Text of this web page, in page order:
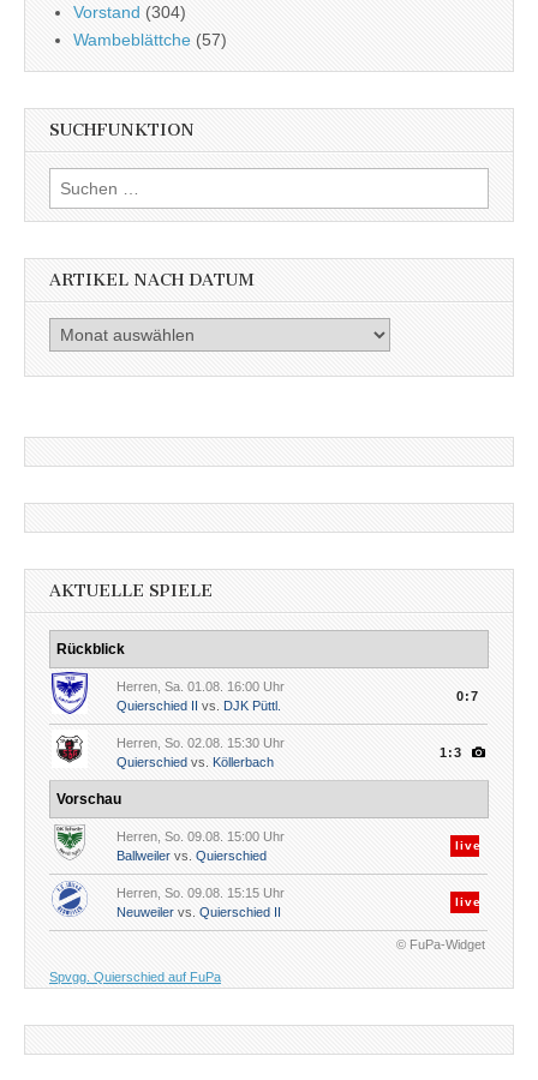
Vorstand (304)
Wambeblättche (57)
SUCHFUNKTION
Suchen
nach:
ARTIKEL NACH DATUM
Artikel
nach
AKTUELLE SPIELE
Rückblick
Herren, Sa. 01.08. 16:00 Uhr
Quierschied II vs. DJK Püttl.
0:7
Herren, So. 02.08. 15:30 Uhr
Quierschied vs. Köllerbach
1:3
Vorschau
Herren, So. 09.08. 15:00 Uhr
Ballweiler vs. Quierschied
live
Herren, So. 09.08. 15:15 Uhr
Neuweiler vs. Quierschied II
live
© FuPa-Widget
Spvgg. Quierschied auf FuPa